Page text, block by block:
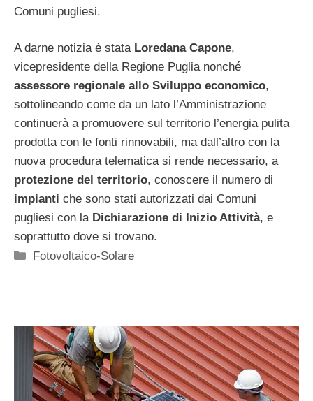
Comuni pugliesi.
A darne notizia è stata Loredana Capone,
vicepresidente della Regione Puglia nonché
assessore regionale allo Sviluppo economico,
sottolineando come da un lato l’Amministrazione
continuerà a promuovere sul territorio l’energia pulita
prodotta con le fonti rinnovabili, ma dall’altro con la
nuova procedura telematica si rende necessario, a
protezione del territorio, conoscere il numero di
impianti che sono stati autorizzati dai Comuni
pugliesi con la Dichiarazione di Inizio Attività, e
soprattutto dove si trovano.
Categorie
Fotovoltaico-Solare